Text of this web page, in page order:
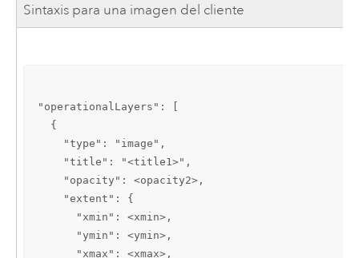
Sintaxis para una imagen del cliente
"operationalLayers": [
  {
    "type": "image",
    "title": "<title1>",
    "opacity": <opacity2>,
    "extent": {
      "xmin": <xmin>,
      "ymin": <ymin>,
      "xmax": <xmax>,